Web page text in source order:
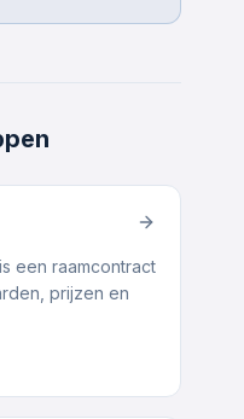
een raamcontract
prijzen en